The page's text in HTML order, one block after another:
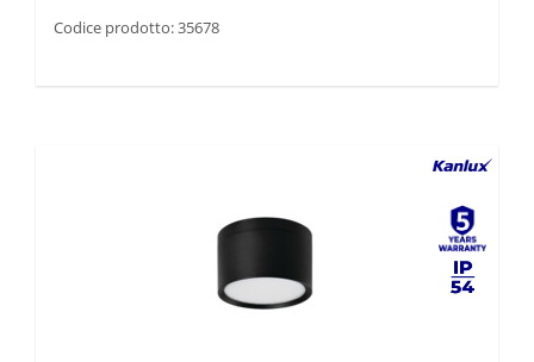
Codice prodotto: 35678